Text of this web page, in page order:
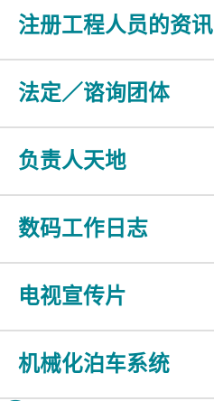
注册工程人员的资讯
法定／谘询团体
负责人天地
数码工作日志
电视宣传片
机械化泊车系统